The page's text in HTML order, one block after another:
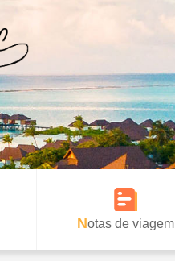
Notas de viagem